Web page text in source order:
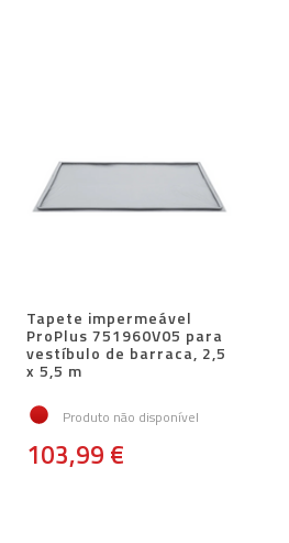
Tapete impermeável
ProPlus 751960V05 para
vestíbulo de barraca, 2,5
x 5,5 m
Produto não disponível
103,99 €